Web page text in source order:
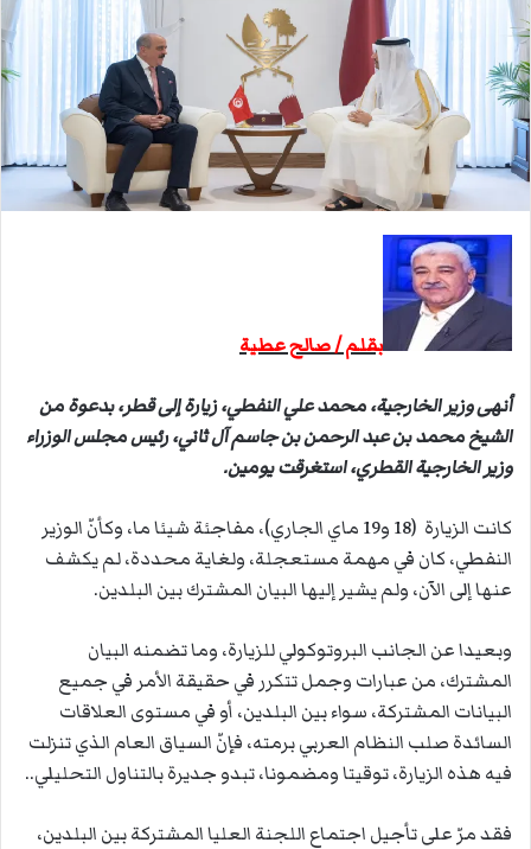
إ
ر
و
ن
ا
بقلم / صالح عطية
أنهى وزير الخارجية، محمد علي النفطي، زيارة إلى قطر، بدعوة من
الشيخ محمد بن عبد الرحمن بن جاسم آل ثاني، رئيس مجلس الوزراء
وزير الخارجية القطري، استغرقت يومين.
كانت الزيارة (18 و19 ماي الجاري)، مفاجئة شيئا ما، وكأنّ الوزير
النفطي، كان في مهمة مستعجلة، ولغاية محددة، لم يكشف
عنها إلى الآن، ولم يشير إليها البيان المشترك بين البلدين.
وبعيدا عن الجانب البروتوكولي للزيارة، وما تضمنه البيان
المشترك، من عبارات وجمل تتكرر في حقيقة الأمر في جميع
البيانات المشتركة، سواء بين البلدين، أو في مستوى العلاقات
السائدة صلب النظام العربي برمته، فإنّ السياق العام الذي تنزلت
فيه هذه الزيارة، توقيتا ومضمونا، تبدو جديرة بالتناول التحليلي..
فقد مرّ على تأجيل اجتماع اللجنة العليا المشتركة بين البلدين،